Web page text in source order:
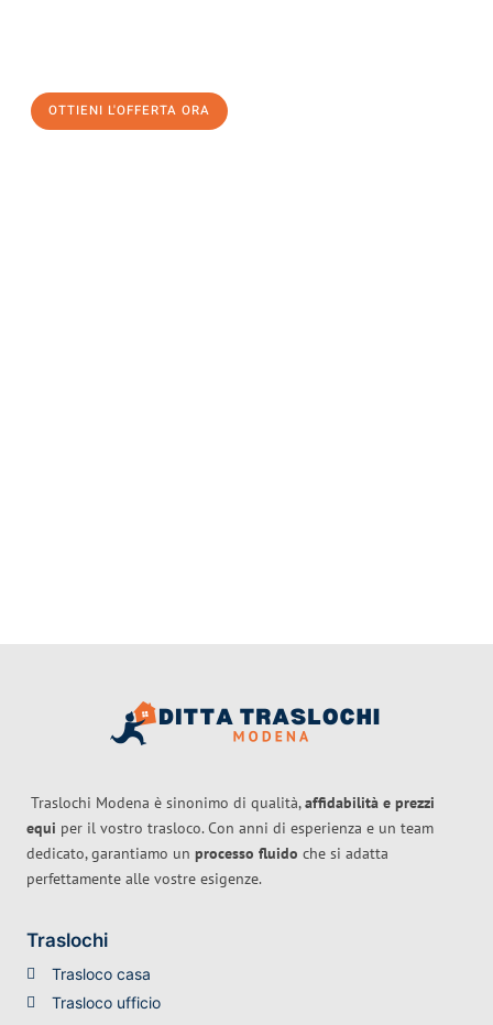
OTTIENI L'OFFERTA ORA
Traslochi Modena è sinonimo di qualità,affidabilità e prezzi
equi per il vostro trasloco. Con anni di esperienza e un team
dedicato, garantiamo un processo fluido che si adatta
perfettamente alle vostre esigenze.
Traslochi
Trasloco casa
Trasloco ufficio